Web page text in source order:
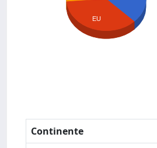
EU
Continente